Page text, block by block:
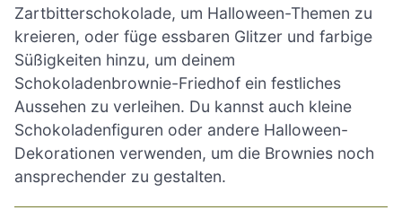
Zartbitterschokolade, um Halloween-Themen zu
kreieren, oder füge essbaren Glitzer und farbige
Süßigkeiten hinzu, um deinem
Schokoladenbrownie-Friedhof ein festliches
Aussehen zu verleihen. Du kannst auch kleine
Schokoladenfiguren oder andere Halloween-
Dekorationen verwenden, um die Brownies noch
ansprechender zu gestalten.